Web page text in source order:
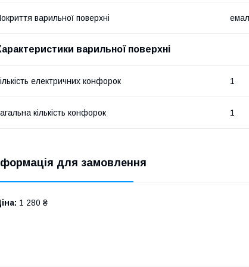
варильної поверхні
варильної поверхні
електричних конфорок 1
кількість конфорок 1
для замовлення
1 280 ₴